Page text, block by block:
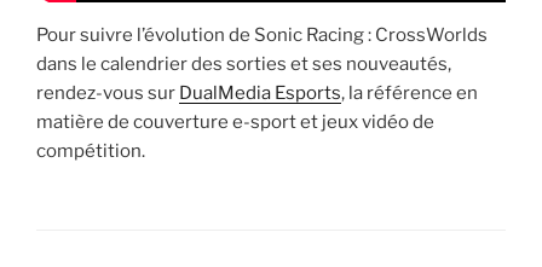
Pour suivre l’évolution de Sonic Racing : CrossWorlds
dans le calendrier des sorties et ses nouveautés,
rendez-vous sur DualMedia Esports, la référence en
matière de couverture e-sport et jeux vidéo de
compétition.